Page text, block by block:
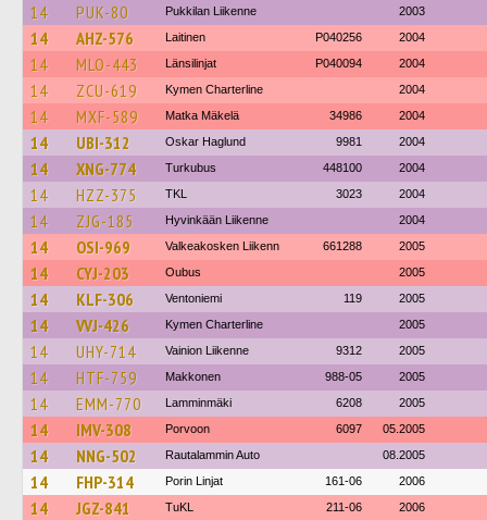
14 PUK-80 Pukkilan Liikenne 2003
14 AHZ-576 Laitinen P040256 2004
14 MLO-443 Länsilinjat P040094 2004
14 ZCU-619 Kymen Charterline 2004
14 MXF-589 Matka Mäkelä 34986 2004
14 UBI-312 Oskar Haglund 9981 2004
14 XNG-774 Turkubus 448100 2004
14 HZZ-375 TKL 3023 2004
14 ZJG-185 Hyvinkään Liikenne 2004
14 OSI-969 Valkeakosken Liikenn 661288 2005
14 CYJ-203 Oubus 2005
14 KLF-306 Ventoniemi 119 2005
14 VVJ-426 Kymen Charterline 2005
14 UHY-714 Vainion Liikenne 9312 2005
14 HTF-759 Makkonen 988-05 2005
14 EMM-770 Lamminmäki 6208 2005
14 IMV-308 Porvoon 6097 05.2005
14 NNG-502 Rautalammin Auto 08.2005
14 FHP-314 Porin Linjat 161-06 2006
14 JGZ-841 TuKL 211-06 2006